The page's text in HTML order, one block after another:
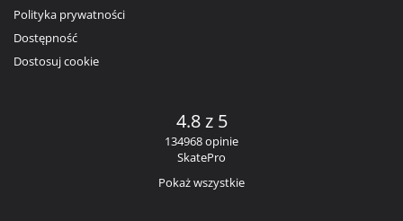
Polityka prywatności
Dostępność
Dostosuj cookie
4.8 z 5
134968 opinie
SkatePro
Pokaż wszystkie